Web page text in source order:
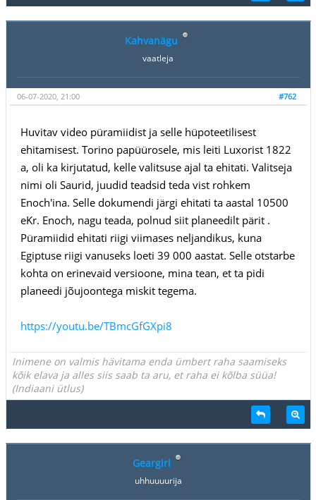
Kahvanägu
vaatleja
#762
06-07-2020, 21:00
Huvitav video püramiidist ja selle hüpoteetilisest
ehitamisest. Torino papüürosele, mis leiti Luxorist 1822
a, oli ka kirjutatud, kelle valitsuse ajal ta ehitati. Valitseja
nimi oli Saurid, juudid teadsid teda vist rohkem
Enoch'ina. Selle dokumendi järgi ehitati ta aastal 10500
eKr. Enoch, nagu teada, polnud siit planeedilt pärit .
Püramiidid ehitati riigi viimases neljandikus, kuna
Egiptuse riigi vanuseks loeti 39 000 aastat. Selle otstarbe
kohta on erinevaid versioone, mina tean, et ta pidi
planeedi jõujoontega miskit tegema.
https://youtu.be/TBmcGfGXpi8
Inimene on valmis hävitama enda ümbert raha saamiseks
kõik elava ja alles siis saab ta aru, et raha ei kõlba süüa!
(Indiaani ütlus)
Geargirl
uhhuuuurija